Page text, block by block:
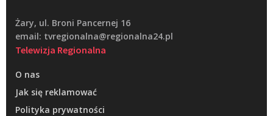
Żary, ul. Broni Pancernej 16
email: tvregionalna@regionalna24.pl
Telewizja Regionalna
O nas
Jak się reklamować
Polityka prywatności